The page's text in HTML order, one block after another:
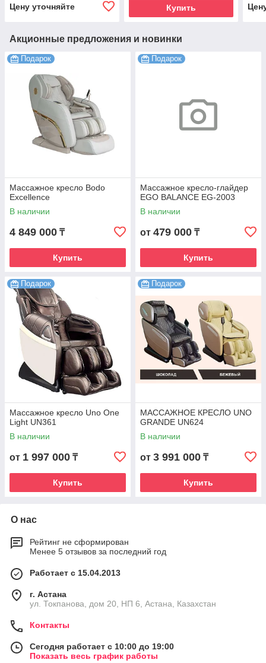
Цену уточняйте Купить
Акционные предложения и новинки
Подарок
Массажное кресло Bodo
Excellence
В наличии
4 849 000 ₸
Купить
Подарок
Массажное кресло-глайдер
EGO BALANCE EG-2003
В наличии
от 479 000 ₸
Купить
Подарок
Массажное кресло Uno One
Light UN361
В наличии
от 1 997 000 ₸
Купить
Подарок
МАССАЖНОЕ КРЕСЛО UNO
GRANDE UN624
В наличии
от 3 991 000 ₸
Купить
О нас
Рейтинг не сформирован
Менее 5 отзывов за последний год
Работает с 15.04.2013
г. Астана
ул. Токпанова, дом 20, НП 6, Астана, Казахстан
Контакты
Сегодня работает с 10:00 до 19:00
Показать весь график работы